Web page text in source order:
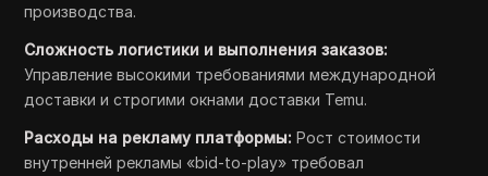
производства.
Сложность логистики и выполнения заказов:
Управление высокими требованиями международной
доставки и строгими окнами доставки Temu.
Расходы на рекламу платформы: Рост стоимости
внутренней рекламы «bid-to-play» требовал